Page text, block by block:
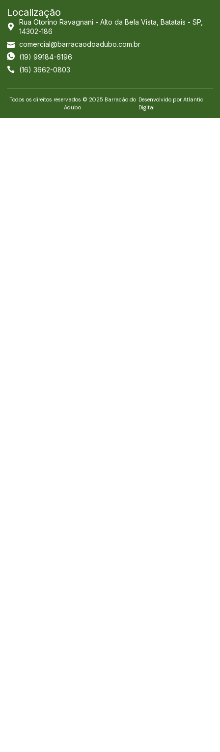
Localização
Rua Otorino Ravagnani - Alto da Bela Vista, Batatais - SP,
14302-186
comercial@barracaodoadubo.com.br
(19) 99184-6196
(16) 3662-0803
Todos os direitos reservados © 2025 Barracão do
Adubo
Desenvolvido por Atlantic
Digital